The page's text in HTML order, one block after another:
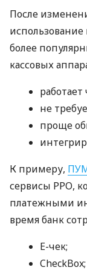
После
более
кассовых
не
проще
К примеру,
сервисы РРО,
платежными
время банк
E-чек;
CheckBox;